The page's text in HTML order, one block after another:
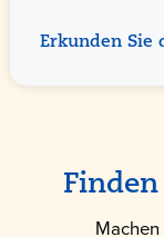
Erkunden Sie